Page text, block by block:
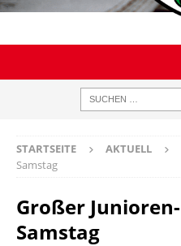
STARTSEITE AKTUELL
Samstag
Großer
Samstag